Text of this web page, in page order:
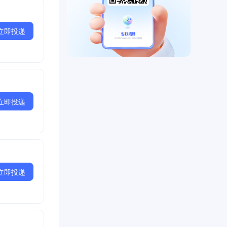
ISG
和缸盖
斯运营系
of
即投递
即投递
即投递